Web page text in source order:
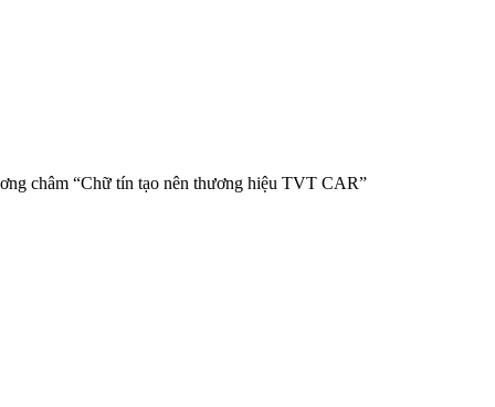
châm “Chữ tín tạo nên thương hiệu TVT CAR”